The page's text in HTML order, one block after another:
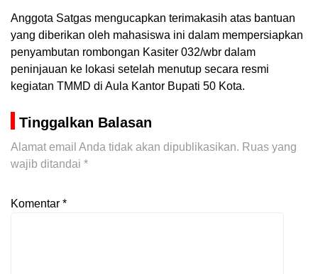
Anggota Satgas mengucapkan terimakasih atas bantuan
yang diberikan oleh mahasiswa ini dalam mempersiapkan
penyambutan rombongan Kasiter 032/wbr dalam
peninjauan ke lokasi setelah menutup secara resmi
kegiatan TMMD di Aula Kantor Bupati 50 Kota.
Tinggalkan Balasan
Alamat email Anda tidak akan dipublikasikan. Ruas yang
wajib ditandai *
Komentar *